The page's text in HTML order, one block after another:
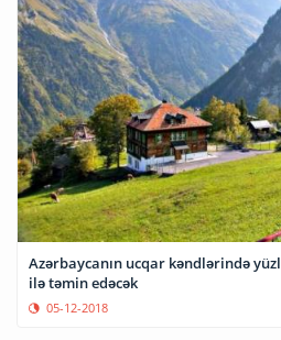
Azərbaycanın ucqar kəndlərində
ilə təmin edəcək
05-12-2018